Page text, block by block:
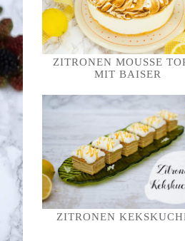
ZITRONEN MOUSSE
MIT BAISER
ZITRONEN